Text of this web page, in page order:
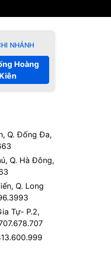
NHÁNH
Hoàng
Kiên
Q. Đống Đa,
Q. Hà Đông,
Q. Long
Tự- P.2,